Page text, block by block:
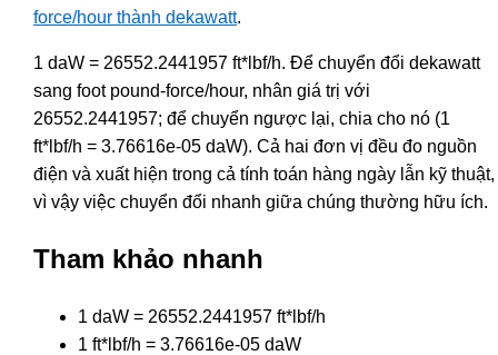
force/hour thành dekawatt.
1 daW = 26552.2441957 ft*lbf/h. Để chuyển đổi dekawatt
sang foot pound-force/hour, nhân giá trị với
26552.2441957; để chuyển ngược lại, chia cho nó (1
ft*lbf/h = 3.76616e-05 daW). Cả hai đơn vị đều đo nguồn
điện và xuất hiện trong cả tính toán hàng ngày lẫn kỹ thuật,
vì vậy việc chuyển đổi nhanh giữa chúng thường hữu ích.
Tham khảo nhanh
1 daW = 26552.2441957 ft*lbf/h
1 ft*lbf/h = 3.76616e-05 daW